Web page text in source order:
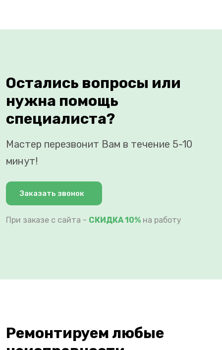
Остались вопросы или
нужна помощь
специалиста?
Мастер перезвонит Вам в течение 5-10
минут!
Заказать звонок
При заказе с сайта - СКИДКА 10% на работу
Ремонтируем любые